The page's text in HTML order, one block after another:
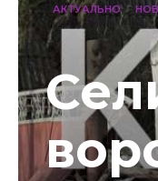
АКТУАЛЬНО